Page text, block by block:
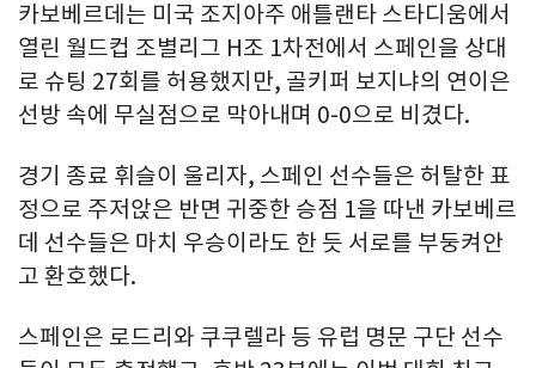
카보베르데는 미국 조지아주 애틀랜타 스타디움에서
열린 월드컵 조별리그 H조 1차전에서 스페인을 상대
로 슈팅 27회를 허용했지만, 골키퍼 보지냐의 연이은
선방 속에 무실점으로 막아내며 0-0으로 비겼다.
경기 종료 휘슬이 울리자, 스페인 선수들은 허탈한 표
정으로 주저앉은 반면 귀중한 승점 1을 따낸 카보베르
데 선수들은 마치 우승이라도 한 듯 서로를 부둥켜안
고 환호했다.
스페인은 로드리와 쿠쿠렐라 등 유럽 명문 구단 선수